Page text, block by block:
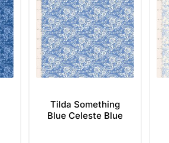
Tilda Something
Blue Celeste Blue